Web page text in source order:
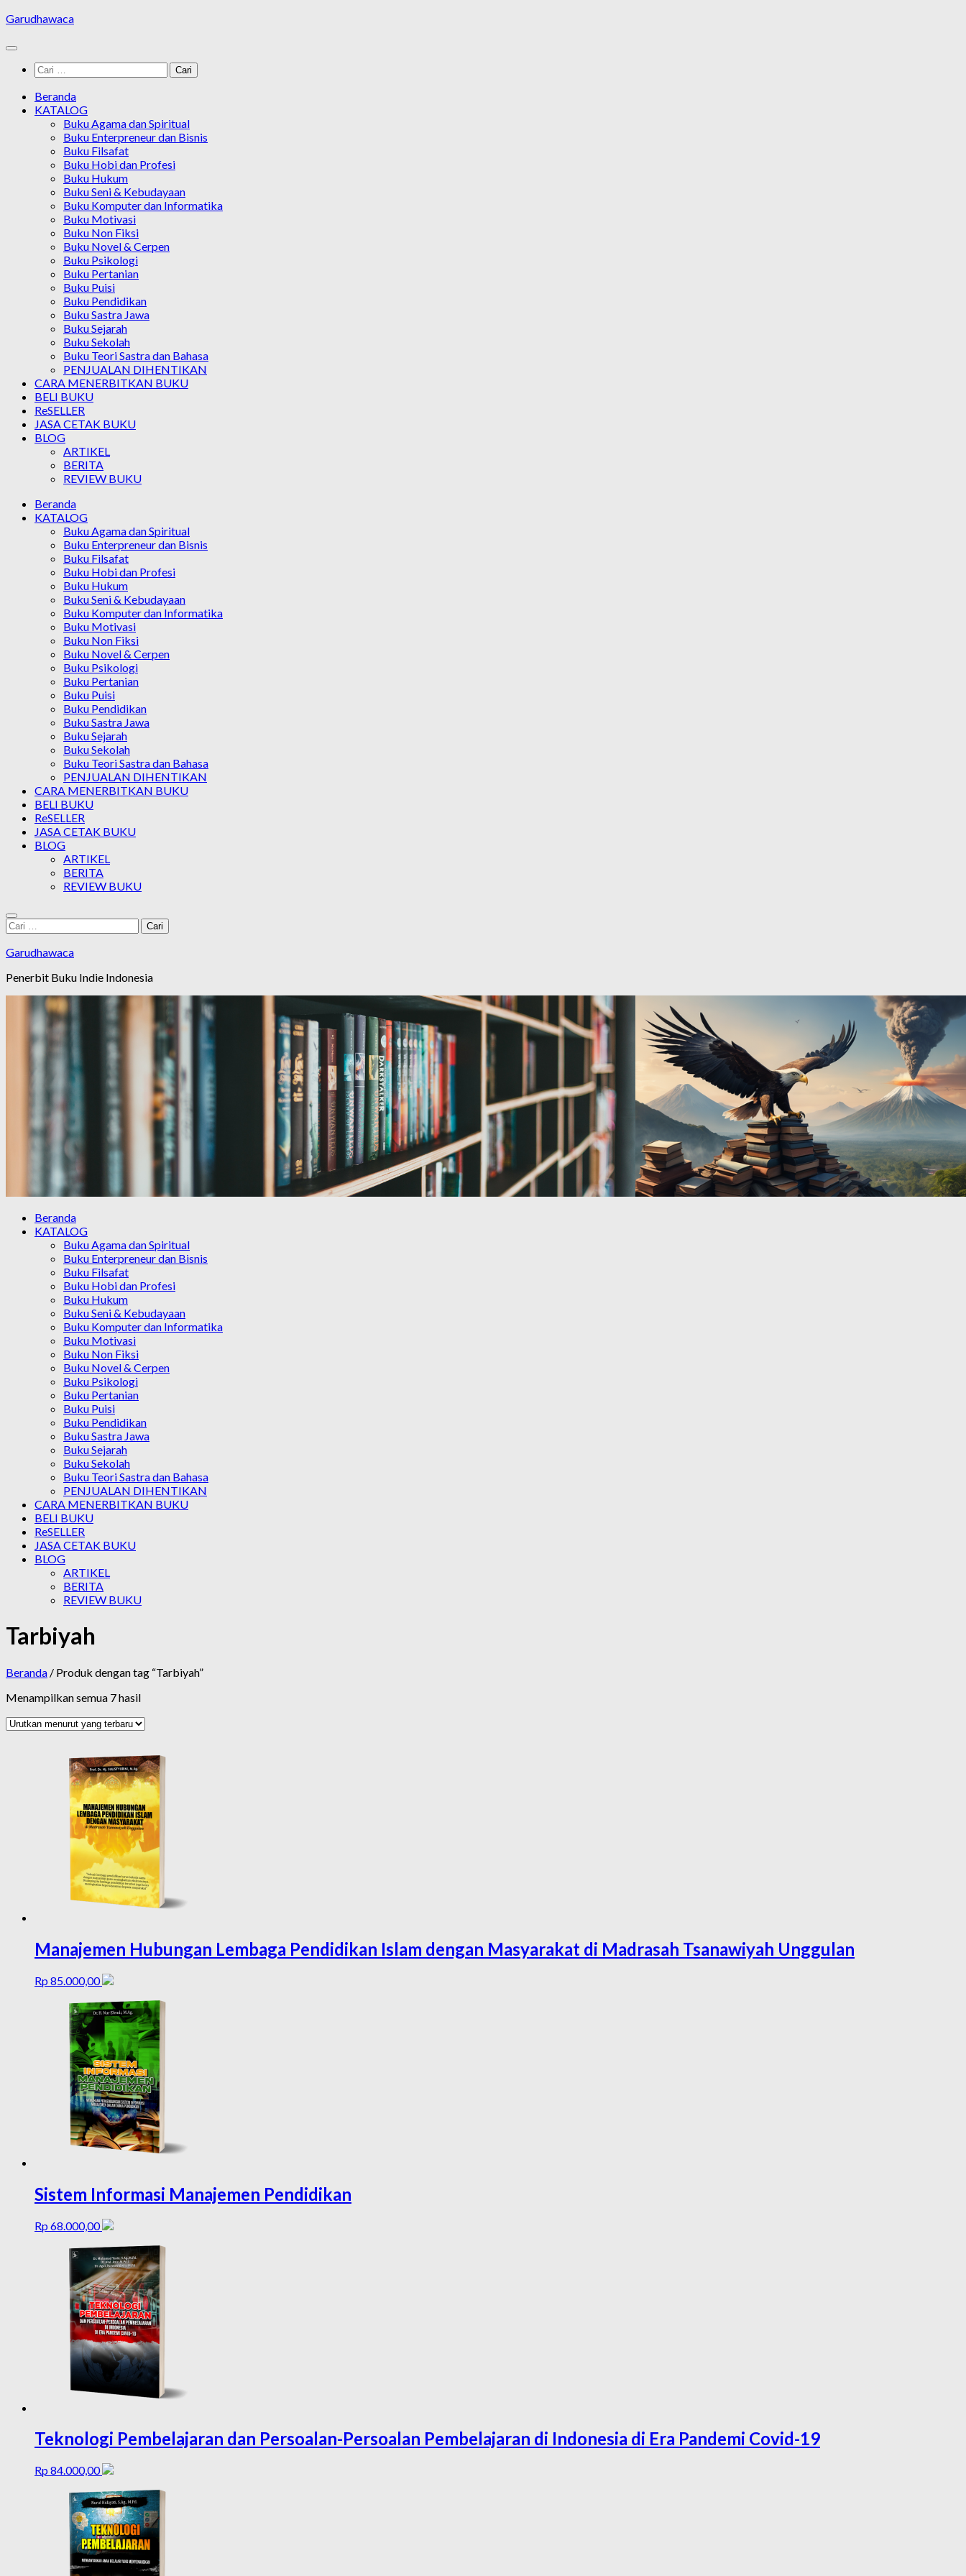
Skip
content
Garudhawaca
Cari
untuk:
Beranda
KATALOG
Buku Agama dan Spiritual
Buku Enterpreneur dan Bisnis
Buku Filsafat
Buku Hobi dan Profesi
Buku Hukum
Buku Seni & Kebudayaan
Buku Komputer dan Informatika
Buku Motivasi
Buku Non Fiksi
Buku Novel & Cerpen
Buku Psikologi
Buku Pertanian
Buku Puisi
Buku Pendidikan
Buku Sastra Jawa
Buku Sejarah
Buku Sekolah
Buku Teori Sastra dan Bahasa
PENJUALAN DIHENTIKAN
CARA MENERBITKAN BUKU
BELI BUKU
ReSELLER
JASA CETAK BUKU
BLOG
ARTIKEL
BERITA
REVIEW BUKU
Beranda
KATALOG
Buku Agama dan Spiritual
Buku Enterpreneur dan Bisnis
Buku Filsafat
Buku Hobi dan Profesi
Buku Hukum
Buku Seni & Kebudayaan
Buku Komputer dan Informatika
Buku Motivasi
Buku Non Fiksi
Buku Novel & Cerpen
Buku Psikologi
Buku Pertanian
Buku Puisi
Buku Pendidikan
Buku Sastra Jawa
Buku Sejarah
Buku Sekolah
Buku Teori Sastra dan Bahasa
PENJUALAN DIHENTIKAN
CARA MENERBITKAN BUKU
BELI BUKU
ReSELLER
JASA CETAK BUKU
BLOG
ARTIKEL
BERITA
REVIEW BUKU
Cari
untuk:
Garudhawaca
Penerbit Buku Indie Indonesia
Beranda
KATALOG
Buku Agama dan Spiritual
Buku Enterpreneur dan Bisnis
Buku Filsafat
Buku Hobi dan Profesi
Buku Hukum
Buku Seni & Kebudayaan
Buku Komputer dan Informatika
Buku Motivasi
Buku Non Fiksi
Buku Novel & Cerpen
Buku Psikologi
Buku Pertanian
Buku Puisi
Buku Pendidikan
Buku Sastra Jawa
Buku Sejarah
Buku Sekolah
Buku Teori Sastra dan Bahasa
PENJUALAN DIHENTIKAN
CARA MENERBITKAN BUKU
BELI BUKU
ReSELLER
JASA CETAK BUKU
BLOG
ARTIKEL
BERITA
REVIEW BUKU
Tarbiyah
Beranda / Produk dengan tag “Tarbiyah”
Menampilkan semua 7 hasilDiurutkan
yang
Manajemen Hubungan Lembaga Pendidikan Islam dengan Masyarakat di Madrasah Tsanawiyah Unggulan
Rp 85.000,00
Sistem Informasi Manajemen Pendidikan
Rp 68.000,00
Teknologi Pembelajaran dan Persoalan-Persoalan Pembelajaran di Indonesia di Era Pandemi Covid-19
Rp 84.000,00